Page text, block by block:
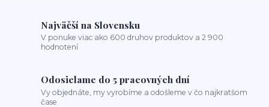
Najväčší na Slovensku
V ponuke viac ako 600 druhov produktov a 2 900
hodnotení
Odosielame do 5 pracovných dní
Vy objednáte, my vyrobíme a odošleme v čo najkratšom
čase